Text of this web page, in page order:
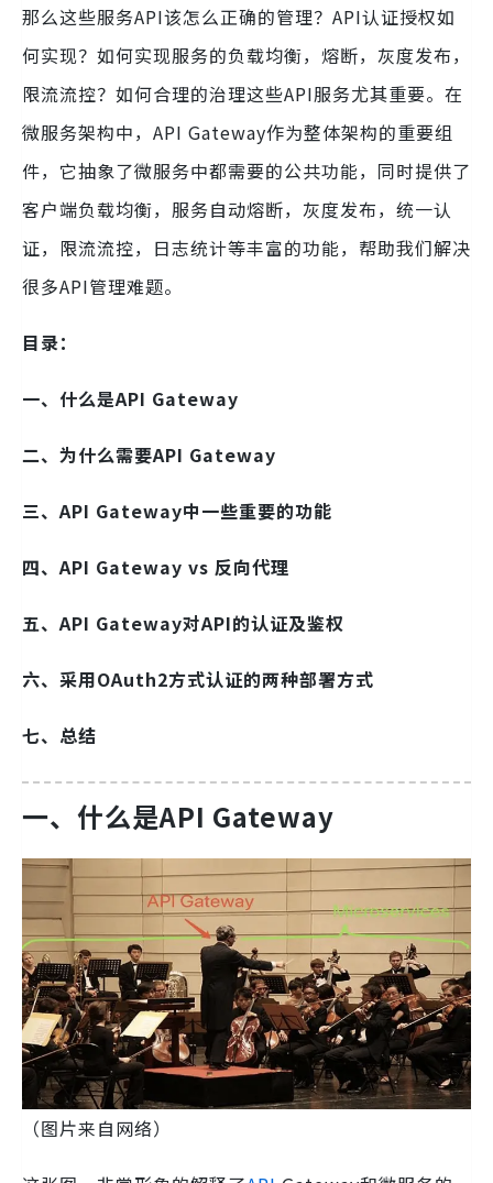
那么这些服务API该怎么正确的管理？API认证授权如
何实现？如何实现服务的负载均衡，熔断，灰度发布，
限流流控？如何合理的治理这些API服务尤其重要。在
微服务架构中，API Gateway作为整体架构的重要组
件，它抽象了微服务中都需要的公共功能，同时提供了
客户端负载均衡，服务自动熔断，灰度发布，统一认
证，限流流控，日志统计等丰富的功能，帮助我们解决
很多API管理难题。
目录：
一、什么是API Gateway
二、为什么需要API Gateway
三、API Gateway中一些重要的功能
四、API Gateway vs 反向代理
五、API Gateway对API的认证及鉴权
六、采用OAuth2方式认证的两种部署方式
七、总结
一、什么是API Gateway
（图片来自网络）